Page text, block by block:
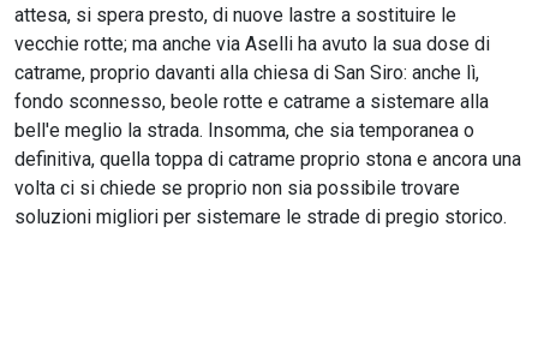
attesa, si spera presto, di nuove lastre a sostituire le
vecchie rotte; ma anche via Aselli ha avuto la sua dose di
catrame, proprio davanti alla chiesa di San Siro: anche lì,
fondo sconnesso, beole rotte e catrame a sistemare alla
bell'e meglio la strada. Insomma, che sia temporanea o
definitiva, quella toppa di catrame proprio stona e ancora una
volta ci si chiede se proprio non sia possibile trovare
soluzioni migliori per sistemare le strade di pregio storico.